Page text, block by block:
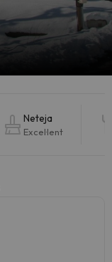
Neteja
Excel·lent